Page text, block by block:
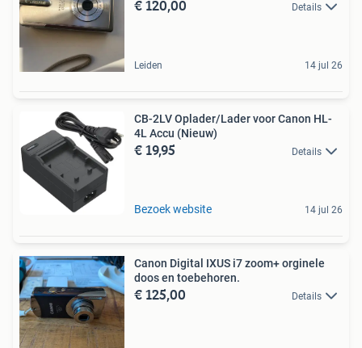
€ 120,00 Details
Leiden 14 jul 26
CB-2LV Oplader/Lader voor Canon HL-
4L Accu (Nieuw)
€ 19,95 Details
Bezoek website 14 jul 26
Canon Digital IXUS i7 zoom+ orginele
doos en toebehoren.
€ 125,00 Details